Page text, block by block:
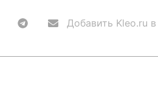
Добавить Kleo.ru